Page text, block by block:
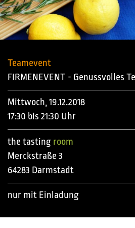
Teamevent
FIRMENEVENT - Genussvolles
Mittwoch, 19.12.2018
17:30 bis 21:30 Uhr
the tasting room
Merckstraße 3
64283 Darmstadt
nur mit Einladung